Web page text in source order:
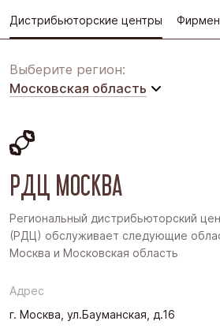
Дистрибьюторские центры
Выберите регион:
Московская область
Восточная Сибирь
Дальний Восток
Поволжье
Урал
РДЦ МОСКВА
Региональный дистрибьюторский
(РДЦ) обслуживает следующие
Москва и Московская область
Адрес
г. Москва, ул.Бауманская, д.16